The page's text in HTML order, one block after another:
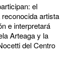
el
artista
e interpretará
Arteaga y la
del Centro